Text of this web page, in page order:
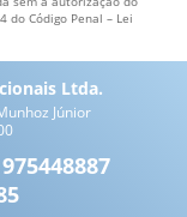
do Código Penal – Lei
Ltda.
Júnior
975448887